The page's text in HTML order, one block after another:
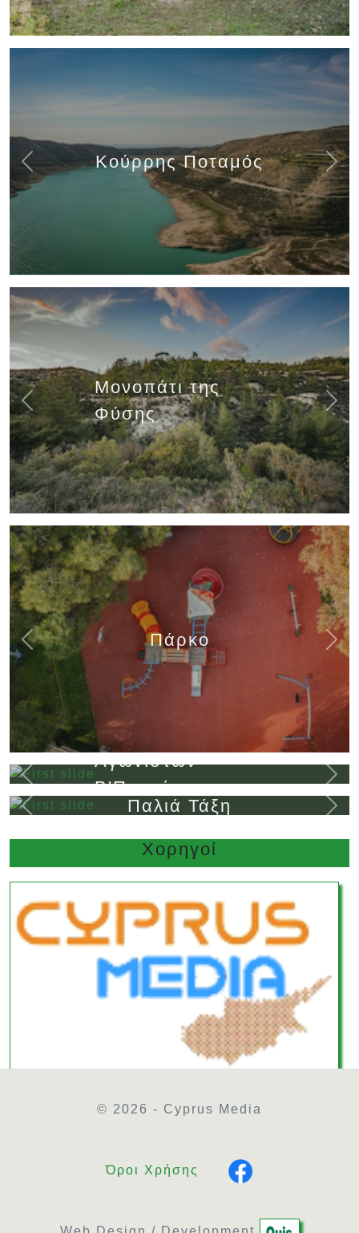
Κούρρης Ποταμός
Previous Next
Μονοπάτι της
Φύσης
Previous Next
Πάρκο
Previous Next
Μνημείο
Αγωνιστών
Β'Παγκόσμιου
Πολέμου
Previous Next
Παλιά Τάξη
Previous Next
Χορηγοί
© 2026 - Cyprus Media
Όροι Χρήσης